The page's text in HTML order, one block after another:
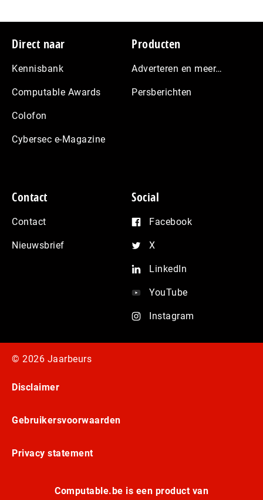
Footer
Direct naar
Kennisbank
Computable Awards
Colofon
Cybersec e-Magazine
Producten
Adverteren en meer…
Persberichten
Contact
Contact
Nieuwsbrief
Social
Facebook
X
LinkedIn
YouTube
Instagram
© 2026 Jaarbeurs
Disclaimer
Gebruikersvoorwaarden
Privacy statement
Computable.be is een product van